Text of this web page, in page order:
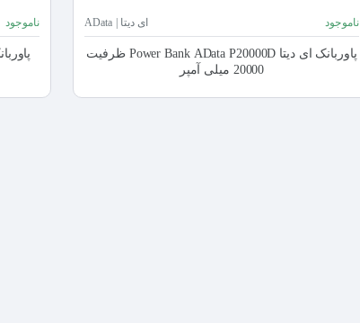
ناموجود ای دیتا | AData
پاوربانک ای دیتا Power Bank AData P20000D ظرفیت
20000 میلی آمپر
ناموجود